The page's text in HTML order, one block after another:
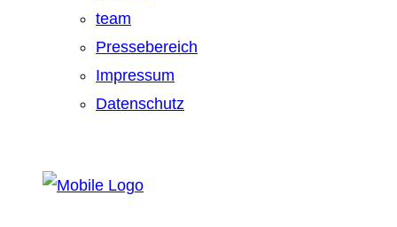
team
Pressebereich
Impressum
Datenschutz